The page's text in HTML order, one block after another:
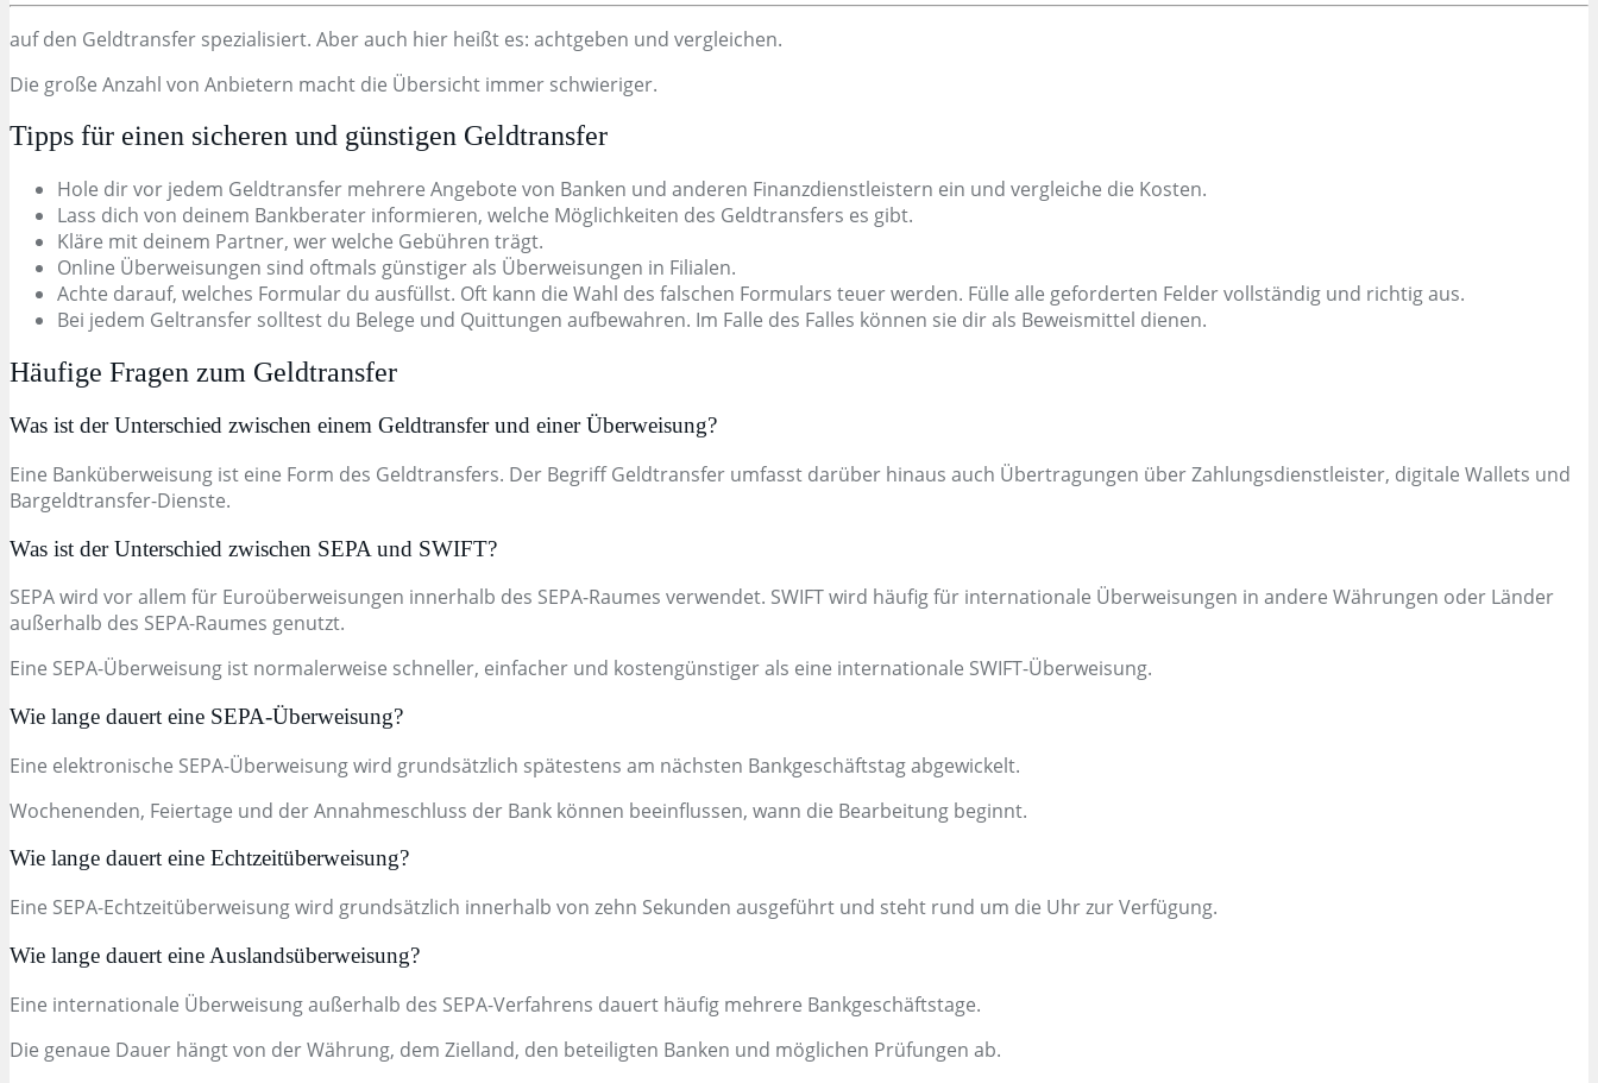
auf den Geldtransfer spezialisiert. Aber auch hier heißt es: achtgeben und vergleichen.
Die große Anzahl von Anbietern macht die Übersicht immer schwieriger.
Tipps für einen sicheren und günstigen Geldtransfer
Hole dir vor jedem Geldtransfer mehrere Angebote von Banken und anderen Finanzdienstleistern ein und vergleiche die Kosten.
Lass dich von deinem Bankberater informieren, welche Möglichkeiten des Geldtransfers es gibt.
Kläre mit deinem Partner, wer welche Gebühren trägt.
Online Überweisungen sind oftmals günstiger als Überweisungen in Filialen.
Achte darauf, welches Formular du ausfüllst. Oft kann die Wahl des falschen Formulars teuer werden. Fülle alle geforderten Felder vollständig und richtig aus.
Bei jedem Geltransfer solltest du Belege und Quittungen aufbewahren. Im Falle des Falles können sie dir als Beweismittel dienen.
Häufige Fragen zum Geldtransfer
Was ist der Unterschied zwischen einem Geldtransfer und einer Überweisung?
Eine Banküberweisung ist eine Form des Geldtransfers. Der Begriff Geldtransfer umfasst darüber hinaus auch Übertragungen über Zahlungsdienstleister, digitale Wallets und
Bargeldtransfer-Dienste.
Was ist der Unterschied zwischen SEPA und SWIFT?
SEPA wird vor allem für Euroüberweisungen innerhalb des SEPA-Raumes verwendet. SWIFT wird häufig für internationale Überweisungen in andere Währungen oder Länder
außerhalb des SEPA-Raumes genutzt.
Eine SEPA-Überweisung ist normalerweise schneller, einfacher und kostengünstiger als eine internationale SWIFT-Überweisung.
Wie lange dauert eine SEPA-Überweisung?
Eine elektronische SEPA-Überweisung wird grundsätzlich spätestens am nächsten Bankgeschäftstag abgewickelt.
Wochenenden, Feiertage und der Annahmeschluss der Bank können beeinflussen, wann die Bearbeitung beginnt.
Wie lange dauert eine Echtzeitüberweisung?
Eine SEPA-Echtzeitüberweisung wird grundsätzlich innerhalb von zehn Sekunden ausgeführt und steht rund um die Uhr zur Verfügung.
Wie lange dauert eine Auslandsüberweisung?
Eine internationale Überweisung außerhalb des SEPA-Verfahrens dauert häufig mehrere Bankgeschäftstage.
Die genaue Dauer hängt von der Währung, dem Zielland, den beteiligten Banken und möglichen Prüfungen ab.